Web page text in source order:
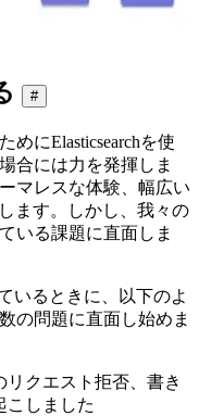
#
めにElasticsearchを使
合には力を発揮しま
マレスな体験、幅広い
ます。しかし、我々の
いる課題に直面しま
いるときに、以下のよ
の問題に直面し始めま
クエスト拒否、書き
こしました